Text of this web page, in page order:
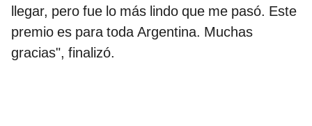
llegar, pero fue lo más lindo que me pasó. Este
premio es para toda Argentina. Muchas
gracias", finalizó.